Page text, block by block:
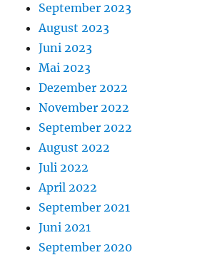
September 2023
August 2023
Juni 2023
Mai 2023
Dezember 2022
November 2022
September 2022
August 2022
Juli 2022
April 2022
September 2021
Juni 2021
September 2020